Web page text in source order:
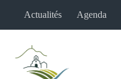
Actualités Agenda